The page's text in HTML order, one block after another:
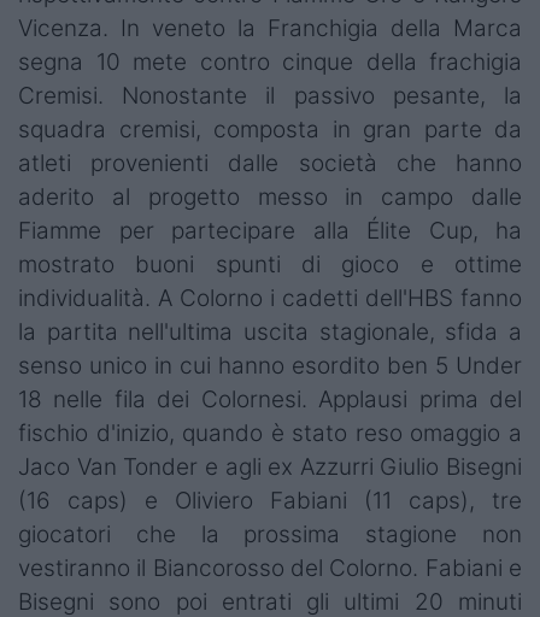
Super Rugby
Rugby in TV
Mercato
Serie A Elite
Campionati
Serie A
Serie B
Serie C
Femminile
Giovanili
Coppa Italia
Minirugby
Vicenza. In veneto la Franchigia della Marca
segna 10 mete contro cinque della frachigia
Cremisi. Nonostante il passivo pesante, la
squadra cremisi, composta in gran parte da
atleti provenienti dalle società che hanno
aderito al progetto messo in campo dalle
Fiamme per partecipare alla Élite Cup, ha
mostrato buoni spunti di gioco e ottime
individualità. A Colorno i cadetti dell'HBS fanno
la partita nell'ultima uscita stagionale, sfida a
senso unico in cui hanno esordito ben 5 Under
18 nelle fila dei Colornesi. Applausi prima del
fischio d'inizio, quando è stato reso omaggio a
Jaco Van Tonder e agli ex Azzurri Giulio Bisegni
(16 caps) e Oliviero Fabiani (11 caps), tre
giocatori che la prossima stagione non
vestiranno il Biancorosso del Colorno. Fabiani e
Bisegni sono poi entrati gli ultimi 20 minuti